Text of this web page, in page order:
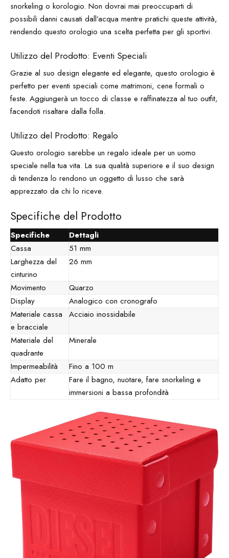
snorkeling o korologio. Non dovrai mai preoccuparti di
possibili danni causati dall’acqua mentre pratichi queste attività,
rendendo questo orologio una scelta perfetta per gli sportivi.
Utilizzo del Prodotto: Eventi Speciali
Grazie al suo design elegante ed elegante, questo orologio è
perfetto per eventi speciali come matrimoni, cene formali o
feste. Aggiungerà un tocco di classe e raffinatezza al tuo outfit,
facendoti risaltare dalla folla.
Utilizzo del Prodotto: Regalo
Questo orologio sarebbe un regalo ideale per un uomo
speciale nella tua vita. La sua qualità superiore e il suo design
di tendenza lo rendono un oggetto di lusso che sarà
apprezzato da chi lo riceve.
Specifiche del Prodotto
Specifiche
Dettagli
Cassa
51 mm
Larghezza del
cinturino
26 mm
Movimento
Quarzo
Display
Analogico con cronografo
Materiale cassa
e bracciale
Acciaio inossidabile
Materiale del
quadrante
Minerale
Impermeabilità
Fino a 100 m
Adatto per
Fare il bagno, nuotare, fare snorkeling e
immersioni a bassa profondità